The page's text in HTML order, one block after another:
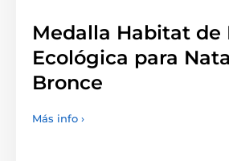
Medalla Habitat de
Ecológica para
Bronce
Más info ›